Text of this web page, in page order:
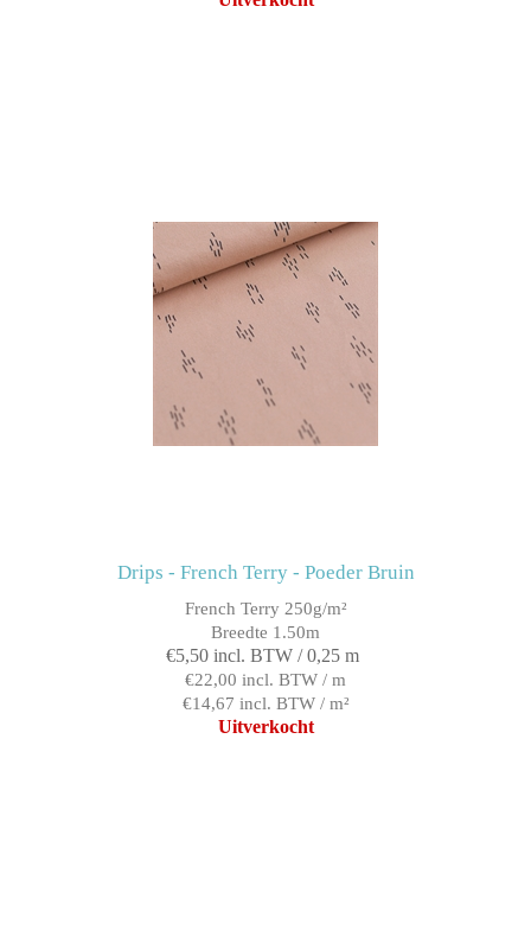
Drips - French Terry - Poeder Bruin
French Terry 250g/m²
Breedte 1.50m
€5,50 incl. BTW / 0,25 m
€22,00 incl. BTW / m
€14,67 incl. BTW / m²
Uitverkocht